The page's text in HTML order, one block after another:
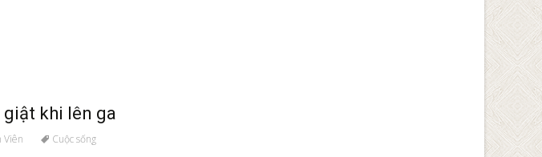
giật khi lên ga
Viên Cuộc sống